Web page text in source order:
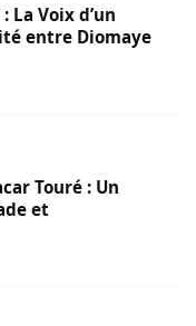
La Voix d’un
entre Diomaye
Touré : Un
et